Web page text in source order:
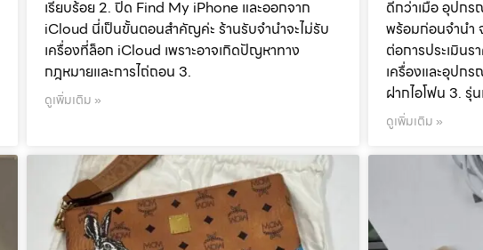
เรียบร้อย 2. ปิด Find My iPhone และออกจาก
iCloud นี่เป็นขั้นตอนสำคัญค่ะ ร้านรับจำนำจะไม่รับ
เครื่องที่ล็อก iCloud เพราะอาจเกิดปัญหาทาง
กฎหมายและการไถ่ถอน 3.
ดูเพิ่มเติม »
ดีกว่าเมื่อ อุปก
พร้อมก่อนจำนำ
ต่อการประเมินร
เครื่องและอุปก
ฝากไอโฟน 3. รุ่
ดูเพิ่มเติม »